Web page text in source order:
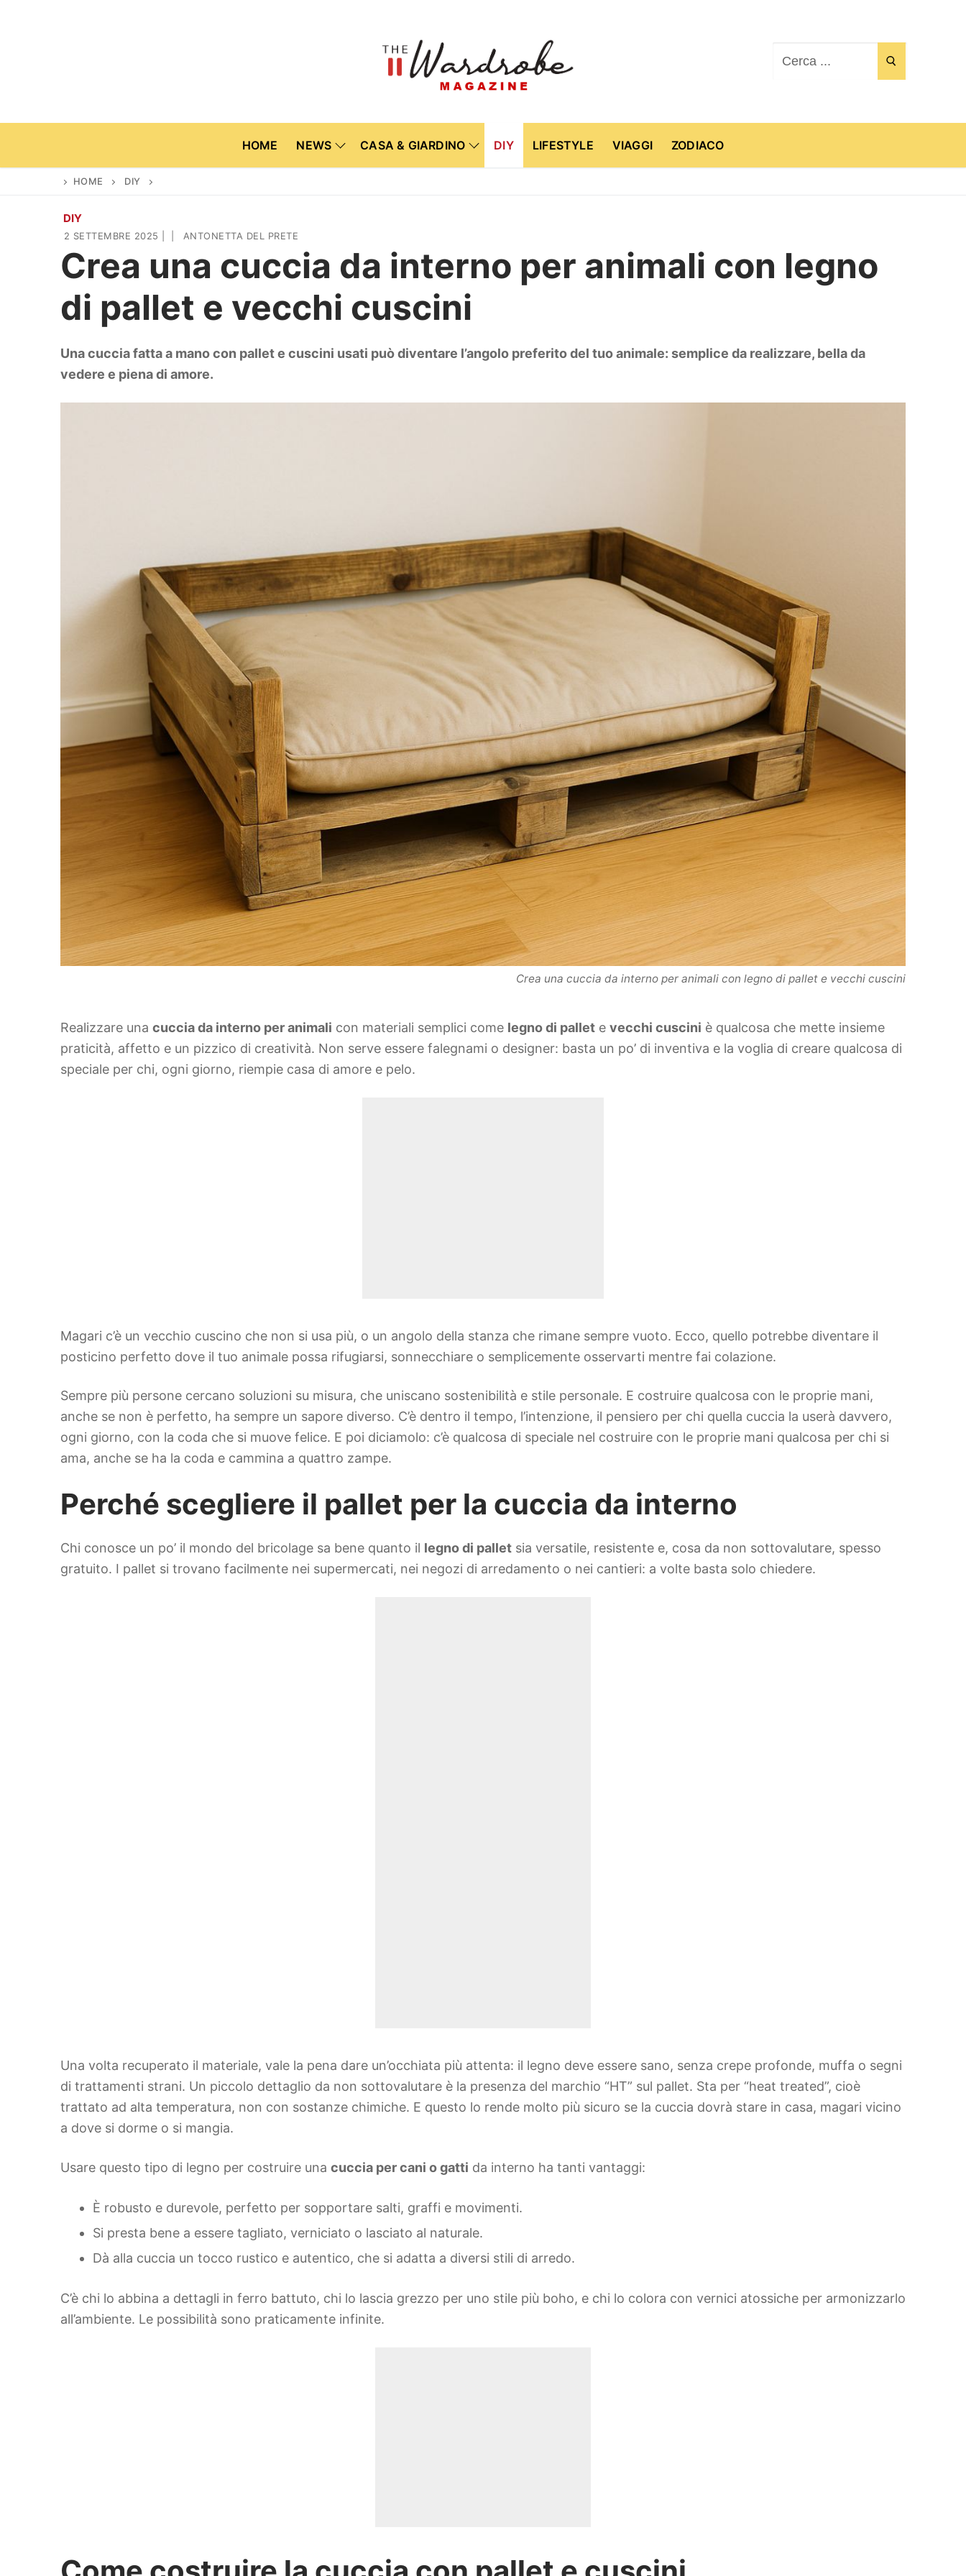
HOME NEWS CASA & GIARDINO DIY LIFESTYLE VIAGGI ZODIACO
Home
News
Piante e fiori
Lifestyle
HOME DIY
DIY
2 SETTEMBRE 2025 ANTONETTA DEL PRETE
Crea una cuccia da interno per animali con legno
di pallet e vecchi cuscini
Una cuccia fatta a mano con pallet e cuscini usati può diventare l’angolo preferito del tuo animale: semplice da realizzare, bella da
vedere e piena di amore.
Crea una cuccia da interno per animali con legno di pallet e vecchi cuscini
Realizzare una cuccia da interno per animali con materiali semplici come legno di pallet e vecchi cuscini è qualcosa che mette insieme
praticità, affetto e un pizzico di creatività. Non serve essere falegnami o designer: basta un po’ di inventiva e la voglia di creare qualcosa di
speciale per chi, ogni giorno, riempie casa di amore e pelo.
Magari c’è un vecchio cuscino che non si usa più, o un angolo della stanza che rimane sempre vuoto. Ecco, quello potrebbe diventare il
posticino perfetto dove il tuo animale possa rifugiarsi, sonnecchiare o semplicemente osservarti mentre fai colazione.
Sempre più persone cercano soluzioni su misura, che uniscano sostenibilità e stile personale. E costruire qualcosa con le proprie mani,
anche se non è perfetto, ha sempre un sapore diverso. C’è dentro il tempo, l’intenzione, il pensiero per chi quella cuccia la userà davvero,
ogni giorno, con la coda che si muove felice. E poi diciamolo: c’è qualcosa di speciale nel costruire con le proprie mani qualcosa per chi si
ama, anche se ha la coda e cammina a quattro zampe.
Perché scegliere il pallet per la cuccia da interno
Chi conosce un po’ il mondo del bricolage sa bene quanto il legno di pallet sia versatile, resistente e, cosa da non sottovalutare, spesso
gratuito. I pallet si trovano facilmente nei supermercati, nei negozi di arredamento o nei cantieri: a volte basta solo chiedere.
Una volta recuperato il materiale, vale la pena dare un’occhiata più attenta: il legno deve essere sano, senza crepe profonde, muffa o segni
di trattamenti strani. Un piccolo dettaglio da non sottovalutare è la presenza del marchio “HT” sul pallet. Sta per “heat treated”, cioè
trattato ad alta temperatura, non con sostanze chimiche. E questo lo rende molto più sicuro se la cuccia dovrà stare in casa, magari vicino
a dove si dorme o si mangia.
Usare questo tipo di legno per costruire una cuccia per cani o gatti da interno ha tanti vantaggi:
È robusto e durevole, perfetto per sopportare salti, graffi e movimenti.
Si presta bene a essere tagliato, verniciato o lasciato al naturale.
Dà alla cuccia un tocco rustico e autentico, che si adatta a diversi stili di arredo.
C’è chi lo abbina a dettagli in ferro battuto, chi lo lascia grezzo per uno stile più boho, e chi lo colora con vernici atossiche per armonizzarlo
all’ambiente. Le possibilità sono praticamente infinite.